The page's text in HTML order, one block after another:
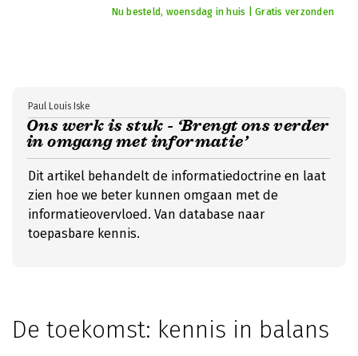
Nu besteld, woensdag in huis | Gratis verzonden
Ons werk is stuk - ‘Brengt ons verder
in omgang met informatie’
Paul Louis Iske
Dit artikel behandelt de informatiedoctrine en laat
zien hoe we beter kunnen omgaan met de
informatieovervloed. Van database naar
toepasbare kennis.
De toekomst: kennis in balans